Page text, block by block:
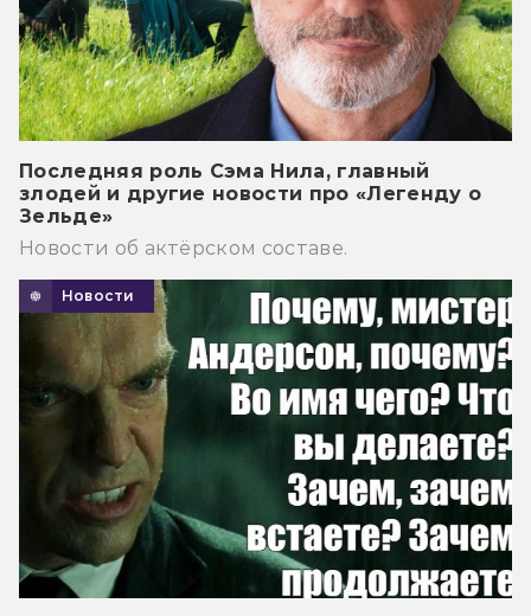
Последняя роль Сэма Нила, главный
злодей и другие новости про «Легенду о
Зельде»
Новости об актёрском составе.
Новости